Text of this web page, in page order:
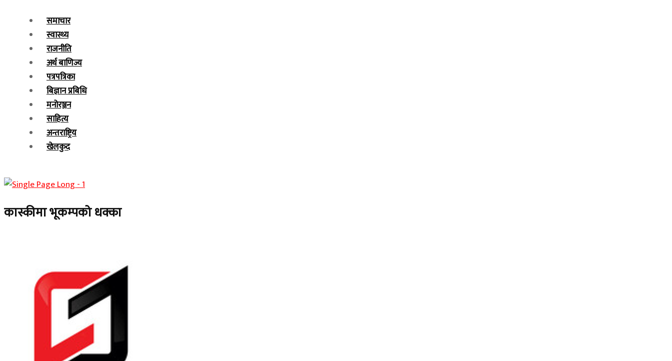
समाचार
स्वास्थ्य
राजनीति
अर्थ बाणिज्य
पत्रपत्रिका
बिज्ञान प्रबिधि
मनोरञ्जन
साहित्य
अन्तराष्ट्रिय
खेलकुद
कास्कीमा भूकम्पको धक्का